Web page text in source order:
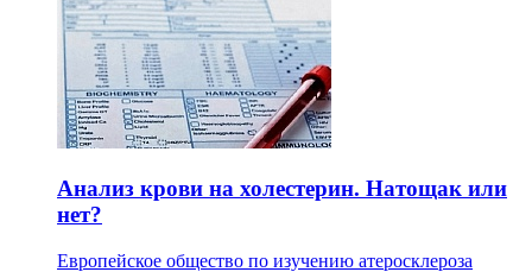
Анализ крови на холестерин. Натощак или
нет?
Европейское общество по изучению атеросклероза